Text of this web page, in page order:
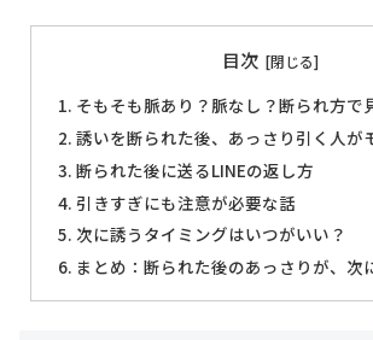
目次
そもそも脈あり？脈なし？断られ方で
誘いを断られた後、あっさり引く人が
断られた後に送るLINEの返し方
引きすぎにも注意が必要な話
次に誘うタイミングはいつがいい？
まとめ：断られた後のあっさりが、次